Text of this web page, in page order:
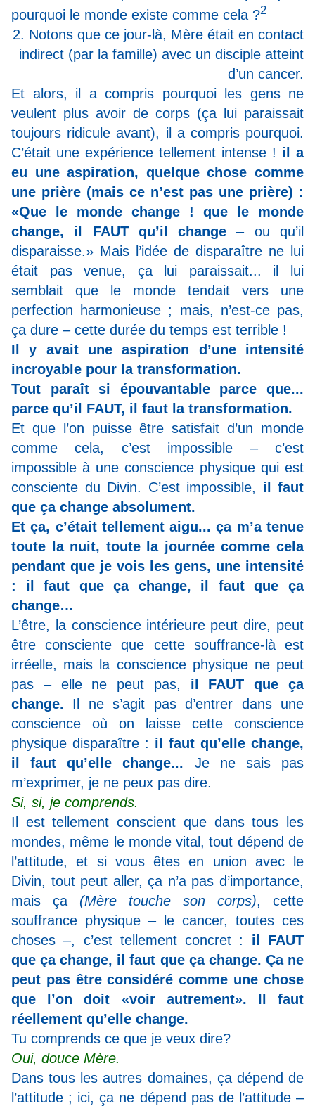
pourquoi le monde existe comme cela ?2
2. Notons que ce jour-là, Mère était en contact
indirect (par la famille) avec un disciple atteint
d’un cancer.
Et alors, il a compris pourquoi les gens ne
veulent plus avoir de corps (ça lui paraissait
toujours ridicule avant), il a compris pourquoi.
C’était une expérience tellement intense ! il a
eu une aspiration, quelque chose comme
une prière (mais ce n’est pas une prière) :
«Que le monde change ! que le monde
change, il FAUT qu’il change – ou qu’il
disparaisse.» Mais l’idée de disparaître ne lui
était pas venue, ça lui paraissait... il lui
semblait que le monde tendait vers une
perfection harmonieuse ; mais, n’est-ce pas,
ça dure – cette durée du temps est terrible !
Il y avait une aspiration d’une intensité
incroyable pour la transformation.
Tout paraît si épouvantable parce que...
parce qu’il FAUT, il faut la transformation.
Et que l’on puisse être satisfait d’un monde
comme cela, c’est impossible – c’est
impossible à une conscience physique qui est
consciente du Divin. C’est impossible, il faut
que ça change absolument.
Et ça, c’était tellement aigu... ça m’a tenue
toute la nuit, toute la journée comme cela
pendant que je vois les gens, une intensité
: il faut que ça change, il faut que ça
change…
L’être, la conscience intérieure peut dire, peut
être consciente que cette souffrance-là est
irréelle, mais la conscience physique ne peut
pas – elle ne peut pas, il FAUT que ça
change. Il ne s’agit pas d’entrer dans une
conscience où on laisse cette conscience
physique disparaître : il faut qu’elle change,
il faut qu’elle change... Je ne sais pas
m’exprimer, je ne peux pas dire.
Si, si, je comprends.
Il est tellement conscient que dans tous les
mondes, même le monde vital, tout dépend de
l’attitude, et si vous êtes en union avec le
Divin, tout peut aller, ça n’a pas d’importance,
mais ça (Mère touche son corps), cette
souffrance physique – le cancer, toutes ces
choses –, c’est tellement concret : il FAUT
que ça change, il faut que ça change. Ça ne
peut pas être considéré comme une chose
que l’on doit «voir autrement». Il faut
réellement qu’elle change.
Tu comprends ce que je veux dire?
Oui, douce Mère.
Dans tous les autres domaines, ça dépend de
l’attitude ; ici, ça ne dépend pas de l’attitude–